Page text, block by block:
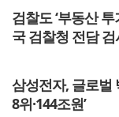
검찰도 ‘부동산
국 검찰청 전담 검
삼성전자, 글로벌
8위·144조원’